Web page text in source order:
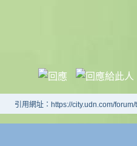
引用網址：https://city.udn.com/